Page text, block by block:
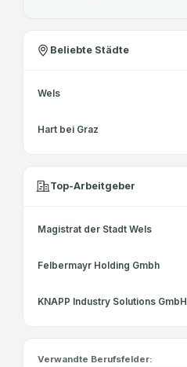
Beliebte Städte
Wels
Hart bei Graz
Top-Arbeitgeber
Magistrat der Stadt Wels
Felbermayr Holding Gmbh
KNAPP Industry Solutions GmbH
Verwandte Berufsfelder: